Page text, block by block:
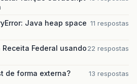
Java heap space 11 respostas
Receita Federal usando22 respostas
de forma externa?
13 respostas